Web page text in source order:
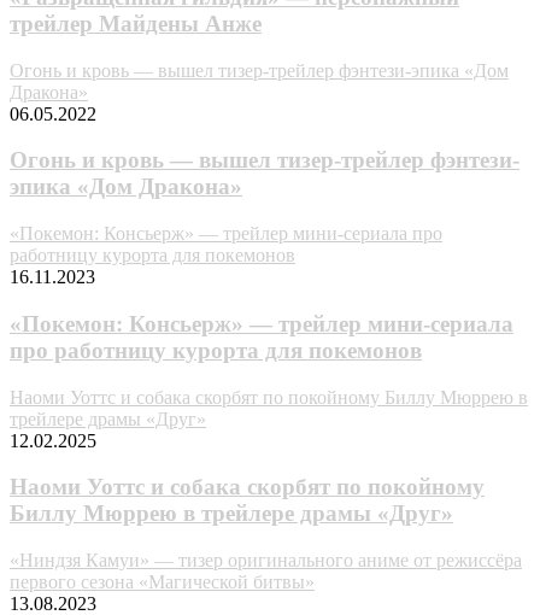
трейлер Майдены Анже
Огонь и кровь — вышел тизер-трейлер фэнтези-эпика «Дом
Дракона»
06.05.2022
Огонь и кровь — вышел тизер-трейлер фэнтези-
эпика «Дом Дракона»
«Покемон: Консьерж» — трейлер мини-сериала про
работницу курорта для покемонов
16.11.2023
«Покемон: Консьерж» — трейлер мини-сериала
про работницу курорта для покемонов
Наоми Уоттс и собака скорбят по покойному Биллу Мюррею в
трейлере драмы «Друг»
12.02.2025
Наоми Уоттс и собака скорбят по покойному
Биллу Мюррею в трейлере драмы «Друг»
«Ниндзя Камуи» — тизер оригинального аниме от режиссёра
первого сезона «Магической битвы»
13.08.2023